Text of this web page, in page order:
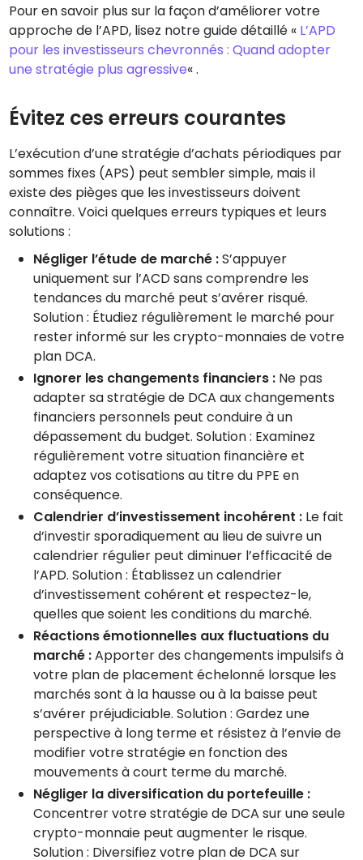
Pour en savoir plus sur la façon d’améliorer votre
approche de l’APD, lisez notre guide détaillé « L’APD
pour les investisseurs chevronnés : Quand adopter
une stratégie plus agressive« .
Évitez ces erreurs courantes
L’exécution d’une stratégie d’achats périodiques par
sommes fixes (APS) peut sembler simple, mais il
existe des pièges que les investisseurs doivent
connaître. Voici quelques erreurs typiques et leurs
solutions :
Négliger l’étude de marché :S’appuyer
uniquement sur l’ACD sans comprendre les
tendances du marché peut s’avérer risqué.
Solution : Étudiez régulièrement le marché pour
rester informé sur les crypto-monnaies de votre
plan DCA.
Ignorer les changements financiers : Ne pas
adapter sa stratégie de DCA aux changements
financiers personnels peut conduire à un
dépassement du budget. Solution : Examinez
régulièrement votre situation financière et
adaptez vos cotisations au titre du PPE en
conséquence.
Calendrier d’investissement incohérent : Le fait
d’investir sporadiquement au lieu de suivre un
calendrier régulier peut diminuer l’efficacité de
l’APD. Solution : Établissez un calendrier
d’investissement cohérent et respectez-le,
quelles que soient les conditions du marché.
Réactions émotionnelles aux fluctuations du
marché :Apporter des changements impulsifs à
votre plan de placement échelonné lorsque les
marchés sont à la hausse ou à la baisse peut
s’avérer préjudiciable. Solution : Gardez une
perspective à long terme et résistez à l’envie de
modifier votre stratégie en fonction des
mouvements à court terme du marché.
Négliger la diversification du portefeuille :
Concentrer votre stratégie de DCA sur une seule
crypto-monnaie peut augmenter le risque.
Solution : Diversifiez votre plan de DCA sur